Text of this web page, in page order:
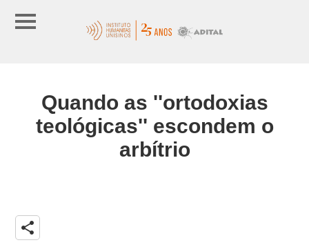
Quando as ''ortodoxias
teológicas'' escondem o
arbítrio
share